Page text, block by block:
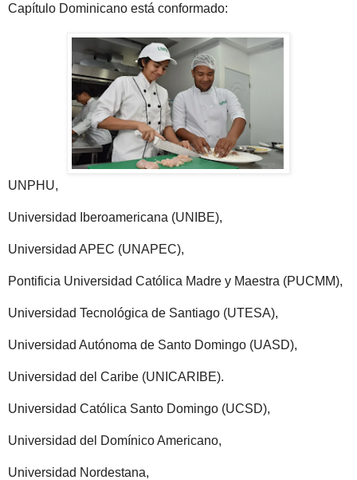
Capítulo Dominicano está conformado:
UNPHU,
Universidad Iberoamericana (UNIBE),
Universidad APEC (UNAPEC),
Pontificia Universidad Católica Madre y Maestra (PUCMM),
Universidad Tecnológica de Santiago (UTESA),
Universidad Autónoma de Santo Domingo (UASD),
Universidad del Caribe (UNICARIBE).
Universidad Católica Santo Domingo (UCSD),
Universidad del Domínico Americano,
Universidad Nordestana,